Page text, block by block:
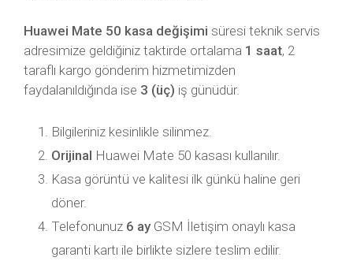
Huawei Mate 50 kasa değişimi süresi teknik servis
adresimize geldiğiniz taktirde ortalama 1 saat, 2
taraflı kargo gönderim hizmetimizden
faydalanıldığında ise 3 (üç) iş günüdür.
Bilgileriniz kesinlikle silinmez.
Orijinal Huawei Mate 50 kasası kullanılır.
Kasa görüntü ve kalitesi ilk günkü haline geri
döner.
Telefonunuz 6 ayGSM İletişim onaylı kasa
garanti kartı ile birlikte sizlere teslim edilir.